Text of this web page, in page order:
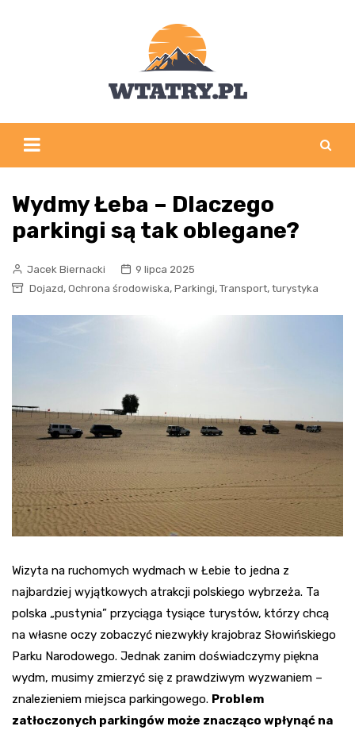
Wydmy Łeba – Dlaczego
parkingi są tak oblegane?
Jacek Biernacki
9 lipca 2025
Dojazd, Ochrona środowiska, Parkingi, Transport, turystyka
Wizyta na ruchomych wydmach w Łebie to jedna z
najbardziej wyjątkowych atrakcji polskiego wybrzeża. Ta
polska „pustynia” przyciąga tysiące turystów, którzy chcą
na własne oczy zobaczyć niezwykły krajobraz Słowińskiego
Parku Narodowego. Jednak zanim doświadczymy piękna
wydm, musimy zmierzyć się z prawdziwym wyzwaniem –
znalezieniem miejsca parkingowego. Problem
zatłoczonych parkingów może znacząco wpłynąć na